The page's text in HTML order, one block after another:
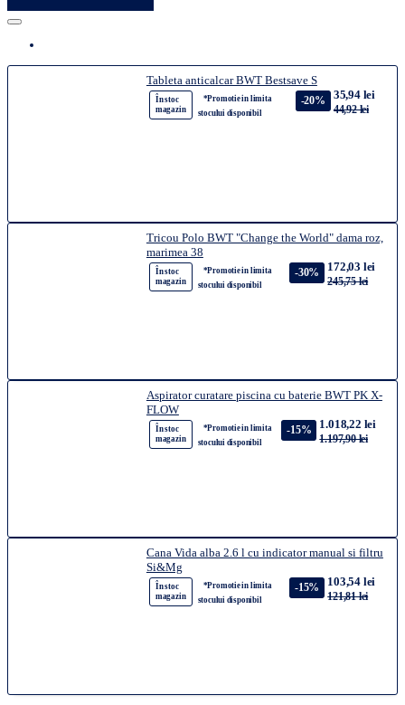
Tableta anticalcar BWT Bestsave S
În stoc
magazin
*Promotie in limita
stocului disponibil
-20% 35,94 lei
44,92 lei
Tricou Polo BWT "Change the World" dama roz,
marimea 38
În stoc
magazin
*Promotie in limita
stocului disponibil
-30% 172,03 lei
245,75 lei
Aspirator curatare piscina cu baterie BWT PK X-
FLOW
În stoc
magazin
*Promotie in limita
stocului disponibil
-15% 1.018,22 lei
1.197,90 lei
Cana Vida alba 2.6 l cu indicator manual si filtru
Si&Mg
În stoc
magazin
*Promotie in limita
stocului disponibil
-15% 103,54 lei
121,81 lei